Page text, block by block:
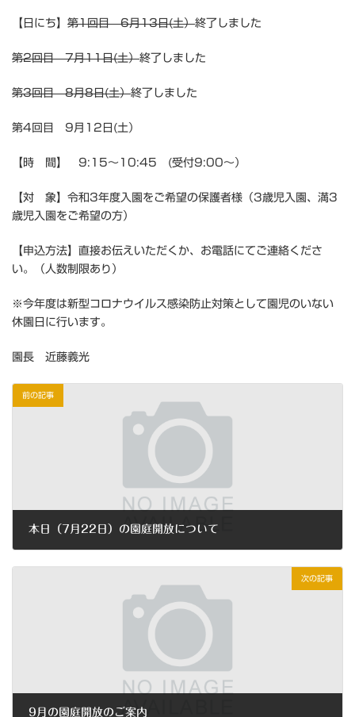
【日にち】 第1回目 6月13日(土）終了しました
第2回目 7月11日(土）終了しました
第3回目 8月8日(土）終了しました
第4回目 9月12日(土）
【時 間】 9:15～10:45 (受付9:00～）
【対 象】令和3年度入園をご希望の保護者様（3歳児入園、満3
歳児入園をご希望の方）
【申込方法】直接お伝えいただくか、お電話にてご連絡くださ
い。（人数制限あり）
※今年度は新型コロナウイルス感染防止対策として園児のいない
休園日に行います。
園長 近藤義光
前の記事
本日（7月22日）の園庭開放について
次の記事
9月の園庭開放のご案内